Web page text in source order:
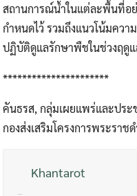
สถานการณ์น้ำในแต่ละพื้นที่อย่
กำหนดไว้ รวมถึงแนวโน้มคว
ปฏิบัติดูแลรักษาพืชในช่วงฤดูแ
**********************
คันธรส, กลุ่มเผยแพร่และปร
กองส่งเสริมโครงการพระรา
Khantarot
–